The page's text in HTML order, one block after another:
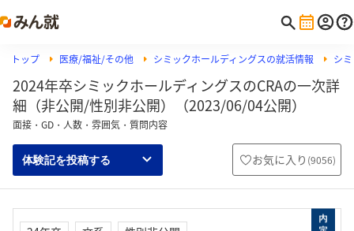
トップ 医療/福祉/その他 シミックホールディングスの就活情報 シ
2024年卒シミックホールディングスのCRAの一次詳
細（非公開/性別非公開）（2023/06/04公開）
面接・GD・人数・雰囲気・質問内容
体験記を投稿する お気に入り (9056)